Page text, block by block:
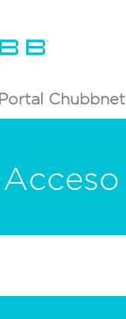
Portal Chubbnet
Acceso